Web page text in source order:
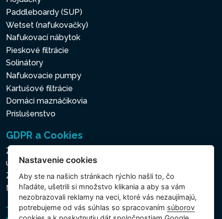
Paddleboardy (SUP)
Wetset (nafukovačky)
Nafukovací nábytok
Pieskové filtrácie
Solinátory
Nafukovacie pumpy
Kartušové filtrácie
Domáci maznáčikovia
Príslušenstvo
GDPR a Cookies
Zásady ochrany osobných a ďalších spracovávaných
údajov
Zásady používania súborov cookies
Nastavenie cookies
Nastavenie cookies
Aby ste na našich stránkach rýchlo našli to, čo
hľadáte, ušetrili si množstvo klikania a aby sa vám
nezobrazovali reklamy na veci, ktoré vás nezaujímajú,
potrebujeme od vás súhlas so spracovaním súborov